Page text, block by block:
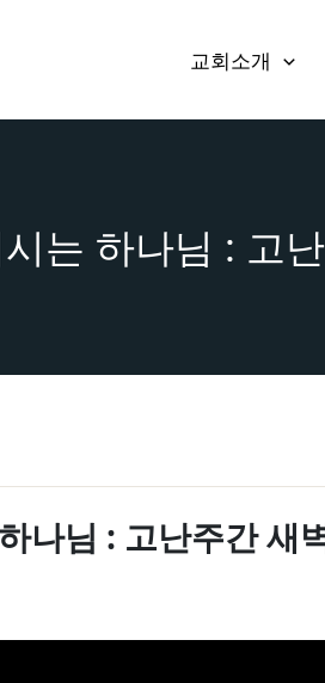
교회소개
는 하나님 : 고
나님 : 고난주간 새